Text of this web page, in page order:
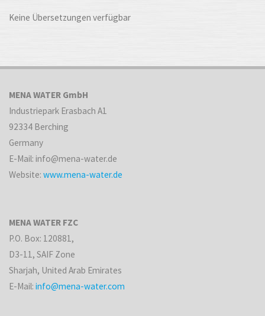
Keine Übersetzungen verfügbar
MENA WATER GmbH
Industriepark Erasbach A1
92334 Berching
Germany
E-Mail: info@mena-water.de
Website:www.mena-water.de
MENA WATER FZC
P.O. Box: 120881,
D3-11, SAIF Zone
Sharjah, United Arab Emirates
E-Mail:info@mena-water.com